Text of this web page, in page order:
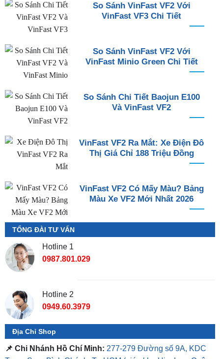
So Sánh VinFast VF2 Với
VinFast VF3 Chi Tiết
So Sánh VinFast VF2 Với
VinFast Minio Green Chi Tiết
So Sánh Chi Tiết Baojun E100
Và VinFast VF2
VinFast VF2 Ra Mắt: Xe Điện Đô
Thị Giá Chỉ 188 Triệu Đồng
VinFast VF2 Có Mấy Màu? Bảng
Màu Xe VF2 Mới Nhất 2026
TỔNG ĐÀI TƯ VẤN
Hotline 1
0987.801.029
Hotline 2
0949.60.3979
Địa Chỉ Shop
📌 Chi Nhánh Hồ Chí Minh: 277-279 Đường số 9A, KDC